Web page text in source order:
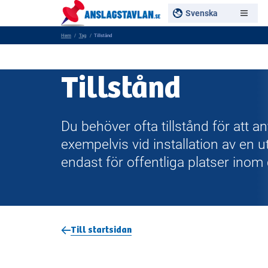
Svenska
Hem Tag Tillstånd
Tillstånd
Du behöver ofta tillstånd för att
exempelvis vid installation av en
endast för offentliga platser inom
Till startsidan